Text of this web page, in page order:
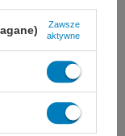
naskórka,
na skórze gdy
wyboru
Zawsze
aktywne